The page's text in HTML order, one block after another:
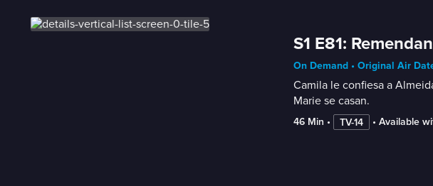
S1 E81:
On Demand • Original Air
Camila le confiesa a
Marie se casan.
46 Min • TV-14 • Available